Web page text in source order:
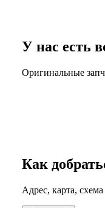
У нас есть
Оригинальные
Как
Адрес, карта,